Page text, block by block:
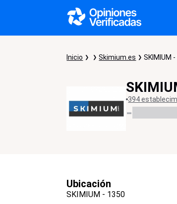
Inicio Skimium.es SKIMIUM
394
-
Ubicación
SKIMIUM - 1350